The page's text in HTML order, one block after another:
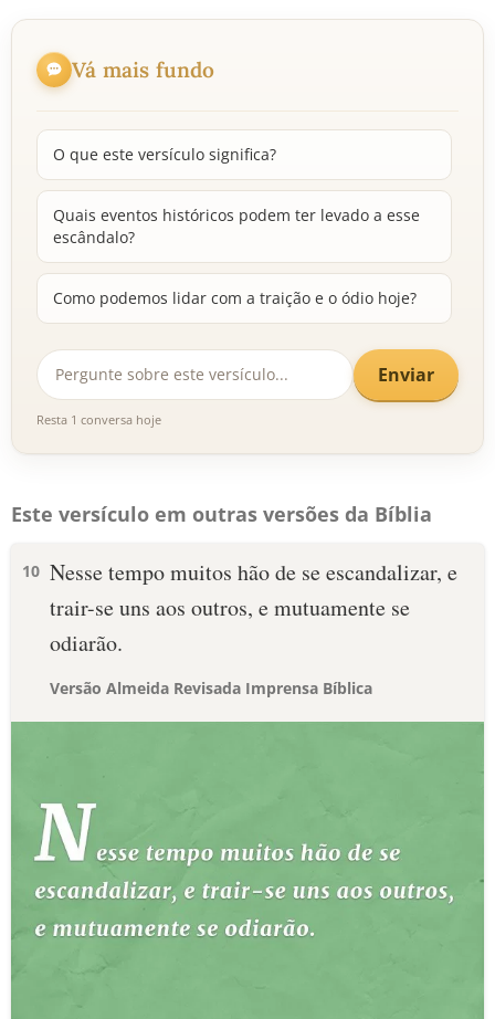
Vá mais fundo
O que este versículo significa?
Quais eventos históricos podem ter levado a esse
escândalo?
Como podemos lidar com a traição e o ódio hoje?
Enviar
Resta 1 conversa hoje
Este versículo em outras versões da Bíblia
10 Nesse tempo muitos hão de se escandalizar, e
trair-se uns aos outros, e mutuamente se
odiarão.
Versão Almeida Revisada Imprensa Bíblica